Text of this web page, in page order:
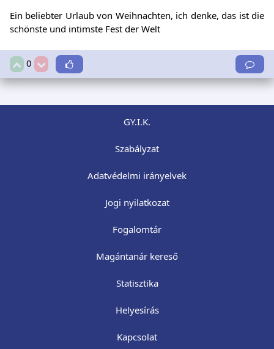
Ein beliebter Urlaub von Weihnachten, ich denke, das ist die
schönste und intimste Fest der Welt
0
GY.I.K.
Szabályzat
Adatvédelmi irányelvek
Jogi nyilatkozat
Fogalomtár
Magántanár kereső
Statisztika
Helyesírás
Kapcsolat